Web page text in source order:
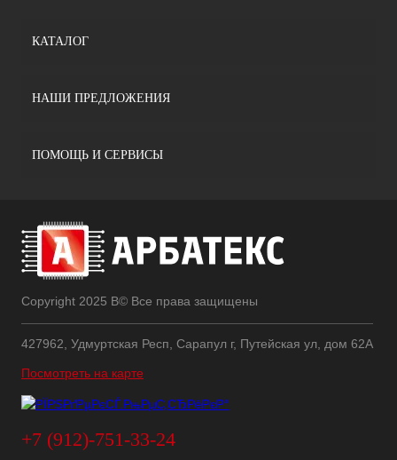
КАТАЛОГ
НАШИ ПРЕДЛОЖЕНИЯ
ПОМОЩЬ И СЕРВИСЫ
Copyright 2025 В© Все права защищены
427962, Удмуртская Респ, Сарапул г, Путейская ул, дом 62А
Посмотреть на карте
+7 (912)-751-33-24